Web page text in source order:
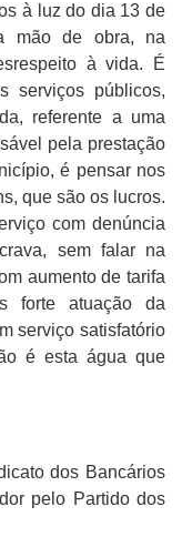
à luz do dia 13 de
mão de obra, na
à vida. É
serviços públicos,
referente a uma
pela prestação
é pensar nos
que são os lucros.
com denúncia
sem falar na
aumento de tarifa
forte atuação da
serviço satisfatório
é esta água que
dos Bancários
pelo Partido dos